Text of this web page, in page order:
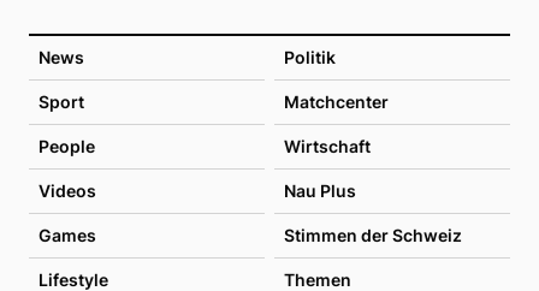
News Politik
Sport Matchcenter
People Wirtschaft
Videos Nau Plus
Games Stimmen der Schweiz
Lifestyle Themen